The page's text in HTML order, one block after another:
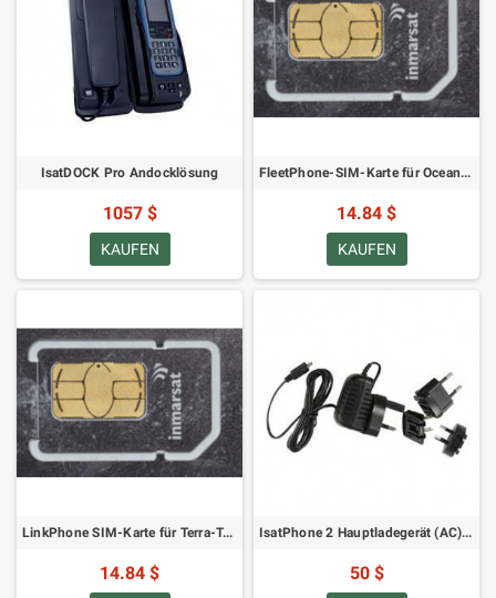
IsatDOCK Pro Andocklösung
1057 $
KAUFEN
FleetPhone-SIM-Karte für Oceana-Terminals
14.84 $
KAUFEN
LinkPhone SIM-Karte für Terra-Terminals
14.84 $
IsatPhone 2 Hauptladegerät (AC) 110-220V
50 $